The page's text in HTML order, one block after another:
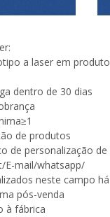
a laser em
dentro de 30 dias
de produtos
de personalização de
mail/whatsapp/
neste campo
pós-venda
à fábrica